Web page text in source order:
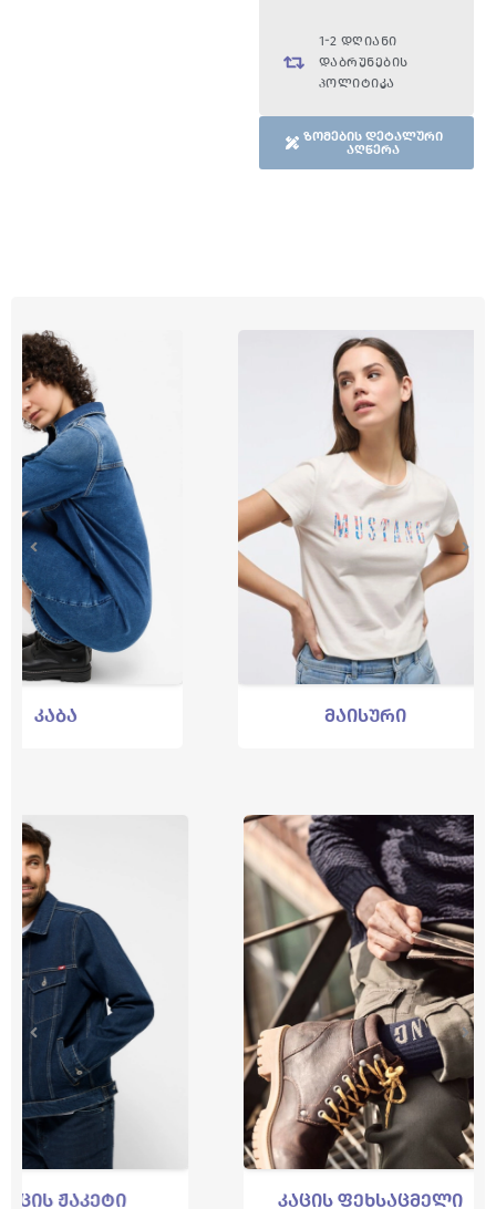
1-2 დღიანი
დაბრუნების
პოლიტიკა
ზომების დეტალური
აღწერა
კაცის ფეხსაცმელი